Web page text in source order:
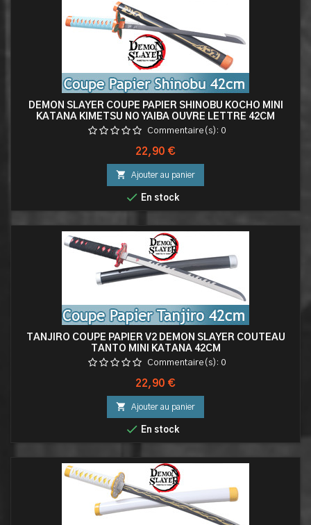
DEMON SLAYER COUPE PAPIER SHINOBU KOCHO MINI
KATANA KIMETSU NO YAIBA OUVRE LETTRE 42CM
Commentaire(s): 0
Prix
22,90 €
 Ajouter au panier
 En stock
TANJIRO COUPE PAPIER V2 DEMON SLAYER COUTEAU
TANTO MINI KATANA 42CM
Commentaire(s): 0
Prix
22,90 €
 Ajouter au panier
 En stock